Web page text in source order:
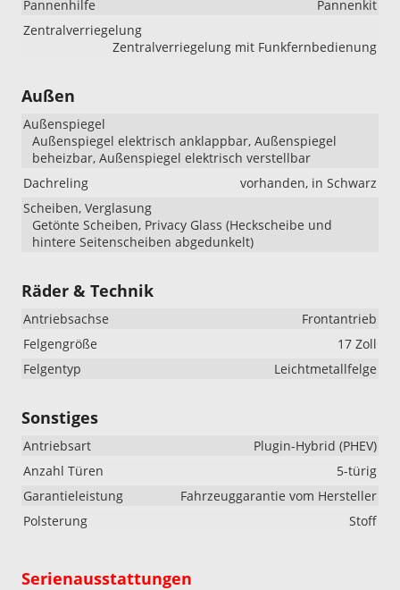
Pannenhilfe
Pannenkit
Zentralverriegelung
Zentralverriegelung mit Funkfernbedienung
Außen
Außenspiegel
Außenspiegel elektrisch anklappbar, Außenspiegel
beheizbar, Außenspiegel elektrisch verstellbar
Dachreling
vorhanden, in Schwarz
Scheiben, Verglasung
Getönte Scheiben, Privacy Glass (Heckscheibe und
hintere Seitenscheiben abgedunkelt)
Räder & Technik
Antriebsachse
Frontantrieb
Felgengröße
17 Zoll
Felgentyp
Leichtmetallfelge
Sonstiges
Antriebsart
Plugin-Hybrid (PHEV)
Anzahl Türen
5-türig
Garantieleistung
Fahrzeuggarantie vom Hersteller
Polsterung
Stoff
Serienausstattungen